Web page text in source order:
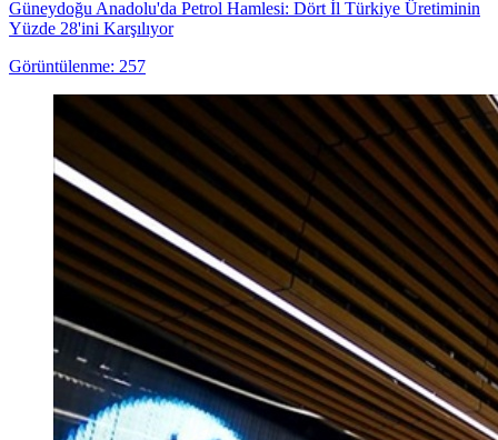
Güneydoğu Anadolu'da Petrol Hamlesi: Dört İl Türkiye Üretiminin
Yüzde 28'ini Karşılıyor
Görüntülenme: 257